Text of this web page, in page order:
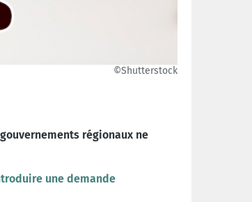
©Shutterstock
régionaux ne
une demande